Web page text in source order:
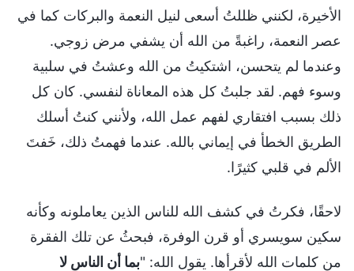
الأخيرة، لكنني ظللتُ أسعى لنيل النعمة والبركات كما في
عصر النعمة، راغبةً من الله أن يشفي مرض زوجي.
وعندما لم يتحسن، اشتكيتُ من الله وعشتُ في سلبية
وسوء فهم. لقد جلبتُ كل هذه المعاناة لنفسي. كان كل
ذلك بسبب افتقاري لفهم عمل الله، ولأنني كنتُ أسلك
الطريق الخطأ في إيماني بالله. عندما فهمتُ ذلك، خَفتَ
الألم في قلبي كثيرًا.
لاحقًا، فكرتُ في كشف الله للناس الذين يعاملونه وكأنه
سكين سويسري أو قرن الوفرة، فبحثُ عن تلك الفقرة
من كلمات الله لأقرأها. يقول الله: "بما أن الناس لا